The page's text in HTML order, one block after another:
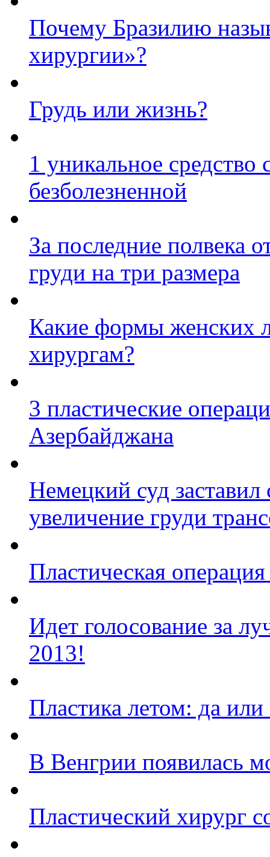
Почему Бразилию
хирургии»?
Грудь или жизнь?
1 уникальное средство
безболезненной
За последние полвека
груди на три размера
Какие формы женских
хирургам?
3 пластические
Азербайджана
Немецкий суд
увеличение груди
Пластическая
Идет голосование за
2013!
Пластика летом: да или
В Венгрии появилась
Пластический хирург